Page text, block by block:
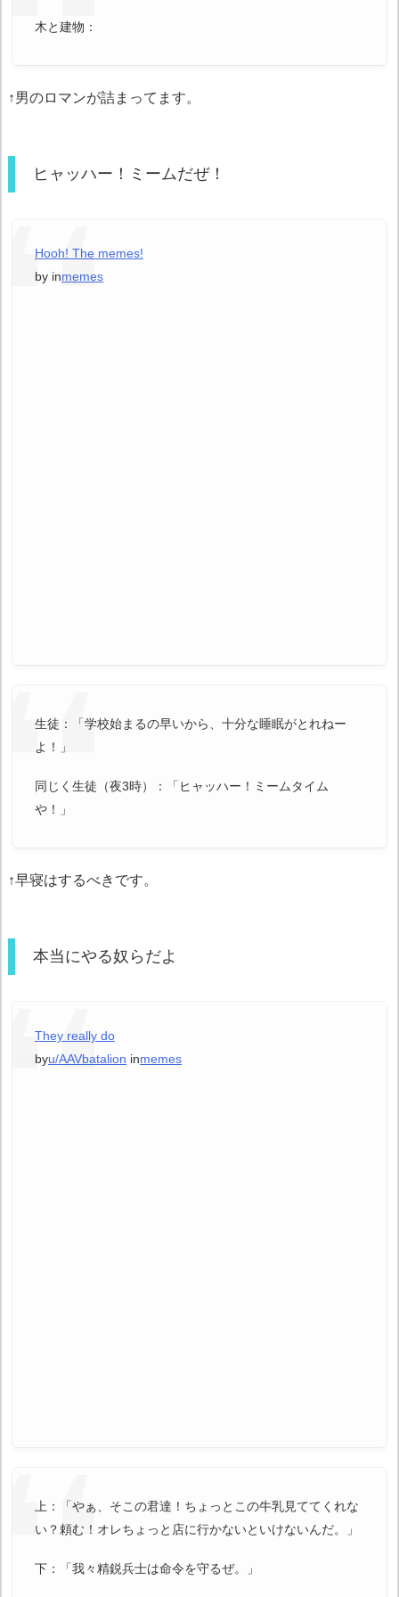
木と建物：
↑男のロマンが詰まってます。
ヒャッハー！ミームだぜ！
Hooh! The memes!
by inmemes
生徒：「学校始まるの早いから、十分な睡眠がとれねー
よ！」
同じく生徒（夜3時）：「ヒャッハー！ミームタイム
や！」
↑早寝はするべきです。
本当にやる奴らだよ
They really do
byu/AAVbatalion inmemes
上：「やぁ、そこの君達！ちょっとこの牛乳見ててくれな
い？頼む！オレちょっと店に行かないといけないんだ。」
下：「我々精鋭兵士は命令を守るぜ。」